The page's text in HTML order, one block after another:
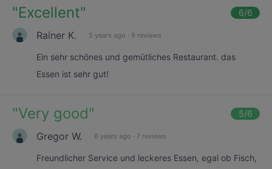
"Excellent" 6/6
Rainer K. 5 years ago · 9 reviews
Ein sehr schönes und gemütliches Restaurant. das
Essen ist sehr gut!
"Very good" 5/6
Gregor W. 6 years ago · 7 reviews
Freundlicher Service und leckeres Essen, egal ob Fisch,